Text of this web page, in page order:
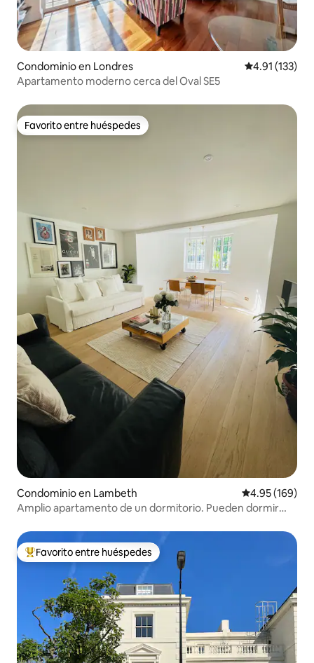
Condominio en Londres Calificación
4.91 (133)
Apartamento moderno cerca del Oval SE5
Favorito entre huéspedes
Favorito entre huéspedes
Condominio en Lambeth Calificación
4.95 (169)
Amplio apartamento de un dormitorio. Pueden dormir
De los mejores en Favorito entre huéspedes
Favorito entre huéspedes